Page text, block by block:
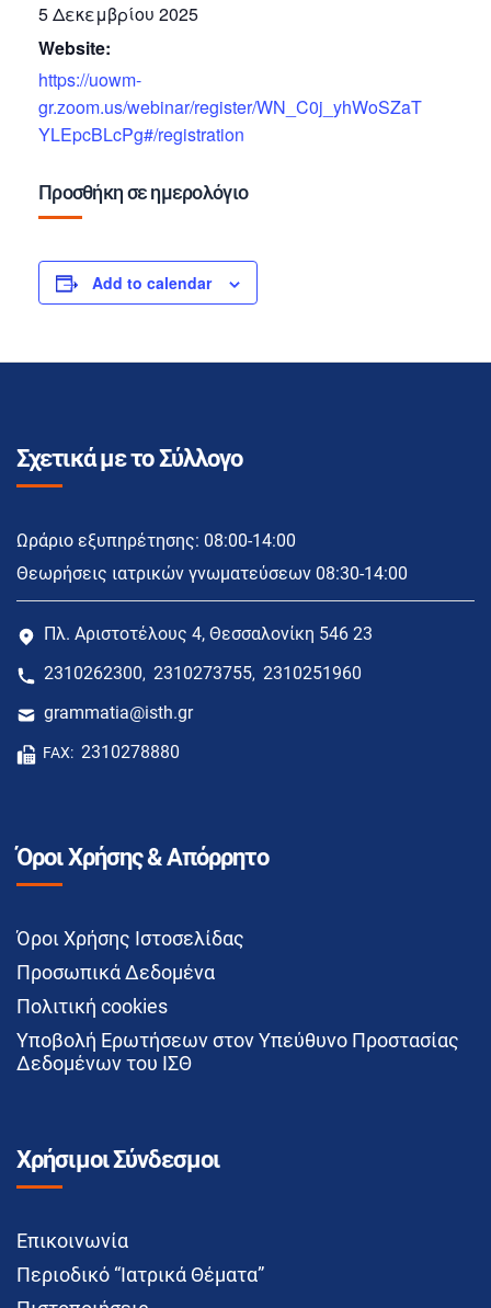
5 Δεκεμβρίου 2025
Website:
https://uowm-
gr.zoom.us/webinar/register/WN_C0j_yhWoSZaT
YLEpcBLcPg#/registration
Προσθήκη σε ημερολόγιο
Add to calendar
Σχετικά με το Σύλλογο
Ωράριο εξυπηρέτησης: 08:00-14:00
Θεωρήσεις ιατρικών γνωματεύσεων 08:30-14:00
Πλ. Αριστοτέλους 4, Θεσσαλονίκη 546 23
2310262300, 2310273755, 2310251960
grammatia@isth.gr
FAX: 2310278880
Όροι Χρήσης & Απόρρητο
Όροι Χρήσης Ιστοσελίδας
Προσωπικά Δεδομένα
Πολιτική cookies
Υποβολή Ερωτήσεων στον Υπεύθυνο Προστασίας
Δεδομένων του ΙΣΘ
Χρήσιμοι Σύνδεσμοι
Επικοινωνία
Περιοδικό “Ιατρικά Θέματα”